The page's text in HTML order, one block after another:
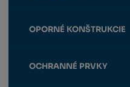
OPORNÉ KONŠTRUKCIE
OCHRANNÉ PRVKY